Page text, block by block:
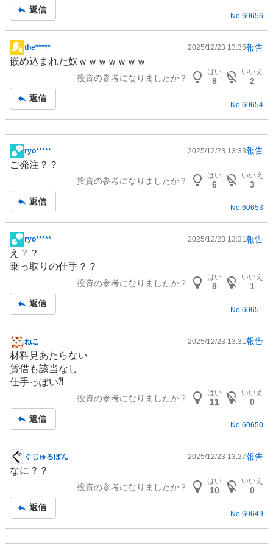
事
返信
No.60656
掲
示
事
the***** 2025/12/23 13:35報告
嵌め込まれた奴ｗｗｗｗｗｗｗ
投資の参考になりましたか？
はい
8
いいえ
2
返信
No. 60654
掲
示
事
ryo***** 2025/12/23 13:33報告
ご発注？？
投資の参考になりましたか？
はい
6
いいえ
3
返信
No.60653
掲
示
板
ryo***** 2025/12/23 13:31報告
え？？
乗っ取りの仕手？？
投資の参考になりましたか？
はい
8
いいえ
1
返信
No. 60651
掲
示
板
記
ねこ 2025/12/23 13:31 報告
材料見あたらない
賃借も該当なし
仕手っぽい⁈
投資の参考になりましたか？
はい
11
いいえ
0
返信
No.60650
掲
示
事
ぐじゅるぼん 2025/12/23 13:27報告
なに？？
投資の参考になりましたか？
はい
10
いいえ
0
返信
No. 60649